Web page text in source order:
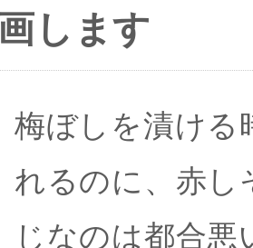
します
梅ぼしを漬ける
れるのに、赤し
じなのは都合悪